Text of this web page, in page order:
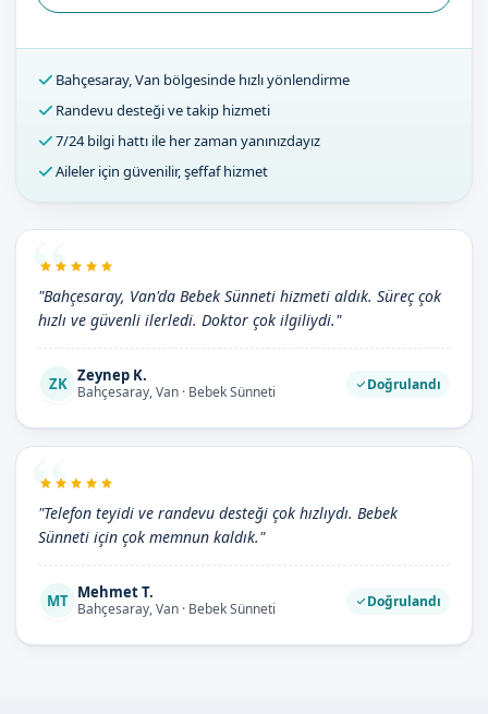
Bahçesaray, Van bölgesinde hızlı yönlendirme
Randevu desteği ve takip hizmeti
7/24 bilgi hattı ile her zaman yanınızdayız
Aileler için güvenilir, şeffaf hizmet
"Bahçesaray, Van'da Bebek Sünneti hizmeti aldık. Süreç çok
hızlı ve güvenli ilerledi. Doktor çok ilgiliydi."
ZK Zeynep K.
Bahçesaray, Van · Bebek Sünneti Doğrulandı
"Telefon teyidi ve randevu desteği çok hızlıydı. Bebek
Sünneti için çok memnun kaldık."
MT Mehmet T.
Bahçesaray, Van · Bebek Sünneti Doğrulandı